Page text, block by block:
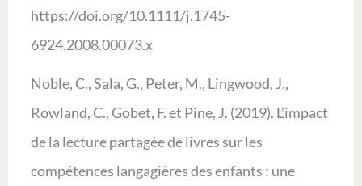
https://doi.org/10.1111/j.1745-
6924.2008.00073.x
Noble, C., Sala, G., Peter, M., Lingwood, J.,
Rowland, C., Gobet, F. et Pine, J. (2019). L’impact
de la lecture partagée de livres sur les
compétences langagières des enfants : une